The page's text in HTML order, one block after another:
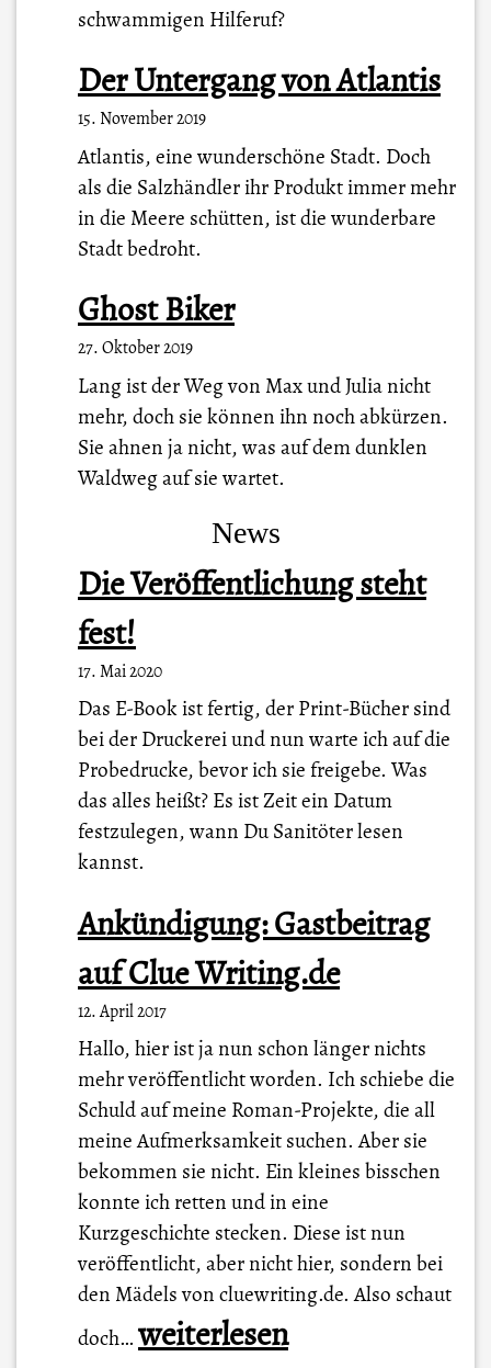
schwammigen Hilferuf?
Der Untergang von Atlantis
15. November 2019
Atlantis, eine wunderschöne Stadt. Doch
als die Salzhändler ihr Produkt immer mehr
in die Meere schütten, ist die wunderbare
Stadt bedroht.
Ghost Biker
27. Oktober 2019
Lang ist der Weg von Max und Julia nicht
mehr, doch sie können ihn noch abkürzen.
Sie ahnen ja nicht, was auf dem dunklen
Waldweg auf sie wartet.
News
Die Veröffentlichung steht
fest!
17. Mai 2020
Das E-Book ist fertig, der Print-Bücher sind
bei der Druckerei und nun warte ich auf die
Probedrucke, bevor ich sie freigebe. Was
das alles heißt? Es ist Zeit ein Datum
festzulegen, wann Du Sanitöter lesen
kannst.
Ankündigung: Gastbeitrag
auf Clue Writing.de
12. April 2017
Hallo, hier ist ja nun schon länger nichts
mehr veröffentlicht worden. Ich schiebe die
Schuld auf meine Roman-Projekte, die all
meine Aufmerksamkeit suchen. Aber sie
bekommen sie nicht. Ein kleines bisschen
konnte ich retten und in eine
Kurzgeschichte stecken. Diese ist nun
veröffentlicht, aber nicht hier, sondern bei
den Mädels von cluewriting.de. Also schaut
doch…A
weiterlesen